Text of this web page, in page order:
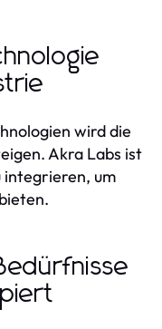
wird die
Akra Labs ist
integrieren, um